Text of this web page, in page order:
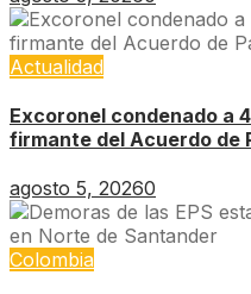
Actualidad
Excoronel condenado a
firmante del Acuerdo de
agosto 5, 20260
Colombia